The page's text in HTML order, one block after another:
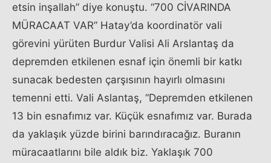
etsin inşallah” diye konuştu. “700 CİVARINDA
MÜRACAAT VAR” Hatay’da koordinatör vali
görevini yürüten Burdur Valisi Ali Arslantaş da
depremden etkilenen esnaf için önemli bir katkı
sunacak bedesten çarşısının hayırlı olmasını
temenni etti. Vali Aslantaş, “Depremden etkilenen
13 bin esnafımız var. Küçük esnafımız var. Burada
da yaklaşık yüzde birini barındıracağız. Buranın
müracaatlarını bile aldık biz. Yaklaşık 700